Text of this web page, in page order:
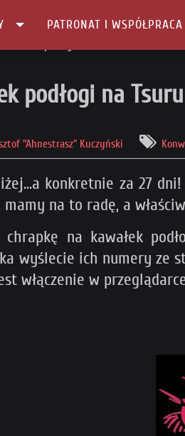
PATRONAT I WSPÓŁPRACA
podłogi na
"Ahnestrasz" Kuczyński
konkretnie za 27
mamy na to radę, a
na kawałek
wyślecie ich numery ze
włączenie w